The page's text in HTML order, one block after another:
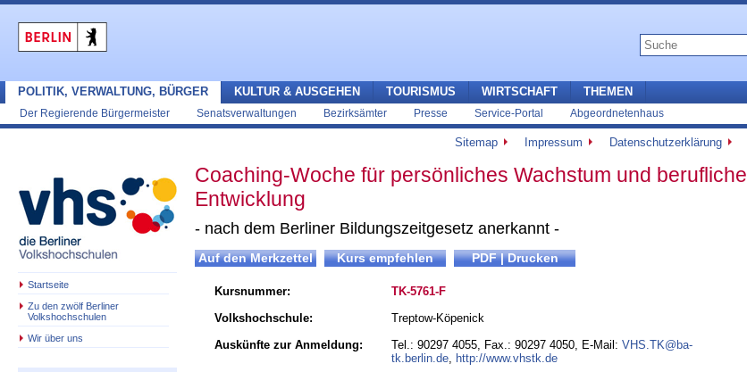
POLITIK, VERWALTUNG, BÜRGER
Der Regierende Bürgermeister Senatsverwaltungen Bezirksämter Presse Service-Portal Abgeordnetenhaus
KULTUR & AUSGEHEN TOURISMUS WIRTSCHAFT THEMEN
Sitemap Impressum Datenschutzerklärung
Startseite
Zu den zwölf Berliner
Volkshochschulen
Wir über uns
Coaching-Woche für persönliches Wachstum und berufliche
Entwicklung
- nach dem Berliner Bildungszeitgesetz anerkannt -
Kursnummer:
TK-5761-F
Volkshochschule:
Treptow-Köpenick
Auskünfte zur Anmeldung:
Tel.: 90297 4055, Fax.: 90297 4050, E-Mail: VHS.TK@ba-
tk.berlin.de, http://www.vhstk.de